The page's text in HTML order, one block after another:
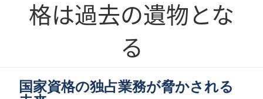
格は過去の遺物とな
る
国家資格の独占業務が脅かされる